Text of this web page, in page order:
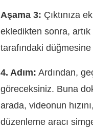
Aşama 3: Çıktınıza
ekledikten sonra,
tarafındaki düğmesine
4. Adım: Ardından,
göreceksiniz. Buna
arada, videonun
düzenleme aracı